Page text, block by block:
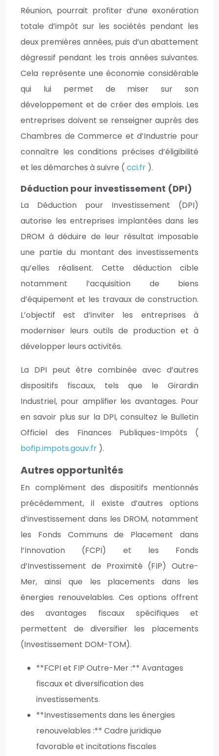
Réunion, pourrait profiter d’une exonération
totale d’impôt sur les sociétés pendant les
deux premières années, puis d’un abattement
dégressif pendant les trois années suivantes.
Cela représente une économie considérable
qui lui permet de miser sur son
développement et de créer des emplois. Les
entreprises doivent se renseigner auprès des
Chambres de Commerce et d’Industrie pour
connaître les conditions précises d’éligibilité
et les démarches à suivre ( cci.fr ).
Déduction pour investissement (DPI)
La Déduction pour Investissement (DPI)
autorise les entreprises implantées dans les
DROM à déduire de leur résultat imposable
une partie du montant des investissements
qu’elles réalisent. Cette déduction cible
notamment l’acquisition de biens
d’équipement et les travaux de construction.
L’objectif est d’inviter les entreprises à
moderniser leurs outils de production et à
développer leurs activités.
La DPI peut être combinée avec d’autres
dispositifs fiscaux, tels que le Girardin
Industriel, pour amplifier les avantages. Pour
en savoir plus sur la DPI, consultez le Bulletin
Officiel des Finances Publiques-Impôts (
bofip.impots.gouv.fr ).
Autres opportunités
En complément des dispositifs mentionnés
précédemment, il existe d’autres options
d’investissement dans les DROM, notamment
les Fonds Communs de Placement dans
l’Innovation (FCPI) et les Fonds
d’Investissement de Proximité (FIP) Outre-
Mer, ainsi que les placements dans les
énergies renouvelables. Ces options offrent
des avantages fiscaux spécifiques et
permettent de diversifier les placements
(Investissement DOM-TOM).
**FCPI et FIP Outre-Mer :** Avantages
fiscaux et diversification des
investissements.
**Investissements dans les énergies
renouvelables :** Cadre juridique
favorable et incitations fiscales